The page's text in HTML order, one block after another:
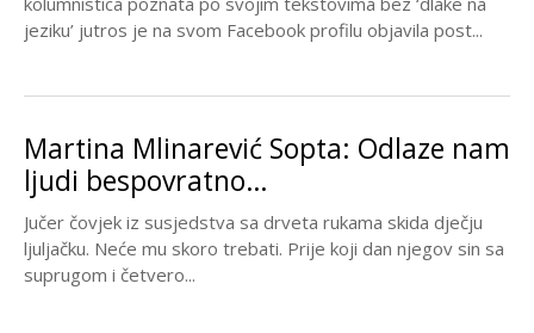
jeziku’ jutros je na svom Facebook profilu objavila post...
Martina Mlinarević Sopta: Odlaze nam
ljudi bespovratno…
Jučer čovjek iz susjedstva sa drveta rukama skida dječju
ljuljačku. Neće mu skoro trebati. Prije koji dan njegov sin sa
suprugom i četvero...